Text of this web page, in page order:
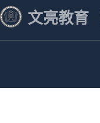
文亮教育